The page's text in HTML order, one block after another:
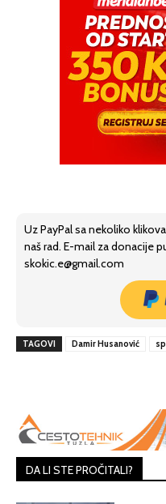
Uz PayPal sa nekoliko
naš rad. E-mail za donacije
skokic.e@gmail.com
TAGOVI Damir Husanović
DA LI STE PROČITALI?